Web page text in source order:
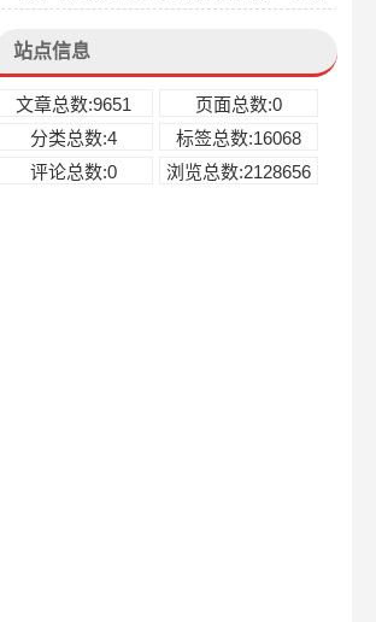
稳定性合约
站点信息
文章总数:9651
页面总数:0
分类总数:4
标签总数:16068
评论总数:0
浏览总数:2128656